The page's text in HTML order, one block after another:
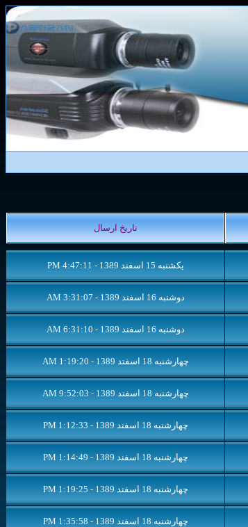
تاریخ ارسال
یکشنبه 15 اسفند 1389 - 4:47:11 PM
دوشنبه 16 اسفند 1389 - 3:31:07 AM
دوشنبه 16 اسفند 1389 - 6:31:10 AM
چهار‌شنبه 18 اسفند 1389 - 1:19:20 AM
چهار‌شنبه 18 اسفند 1389 - 9:52:03 AM
چهار‌شنبه 18 اسفند 1389 - 1:12:33 PM
چهار‌شنبه 18 اسفند 1389 - 1:14:49 PM
چهار‌شنبه 18 اسفند 1389 - 1:19:25 PM
چهار‌شنبه 18 اسفند 1389 - 1:35:58 PM